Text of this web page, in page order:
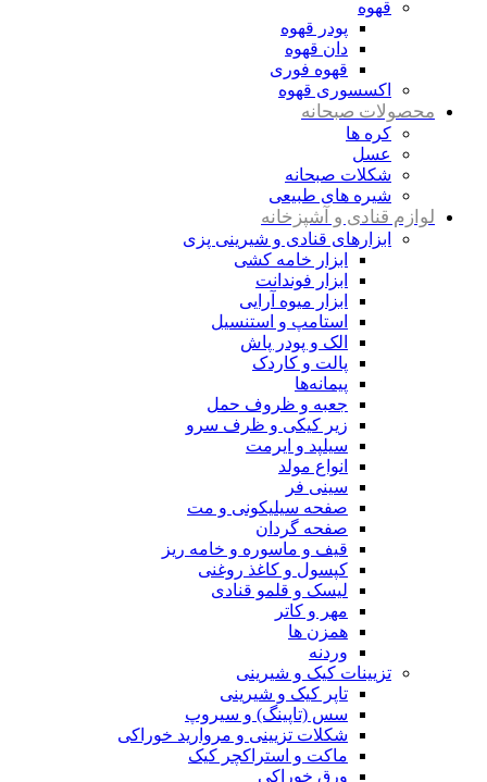
قهوه
پودر قهوه
دان قهوه
قهوه فوری
اکسسوری قهوه
محصولات صبحانه
کره ها
عسل
شکلات صبحانه
شیره های طبیعی
لوازم قنادی و آشپزخانه
ابزارهای قنادی و شیرینی پزی
ابزار خامه کشی
ابزار فوندانت
ابزار میوه آرایی
استامپ و استنسیل
الک و پودر پاش
پالت و کاردک
پیمانه‌ها
جعبه و ظروف حمل
زیر کیکی و ظرف سرو
سیلپد و ایرمت
انواع مولد
سینی فر
صفحه سیلیکونی و مت
صفحه گردان
قیف و ماسوره و خامه ریز
کپسول و کاغذ روغنی
لیسک و قلمو قنادی
مهر و کاتر
همزن ها
وردنه
تزیینات کیک و شیرینی
تاپر کیک و شیرینی
سس (تاپینگ) و سیروپ
شکلات تزیینی و مروارید خوراکی
ماکت و استراکچر کیک
ورق خوراکی